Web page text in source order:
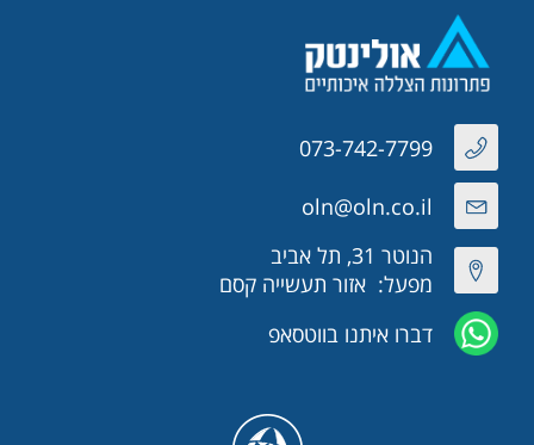
073-742-7799
oln@oln.co.il
הנוטר 31, תל אביב
מפעל: אזור תעשייה קסם
דברו איתנו בווטסאפ